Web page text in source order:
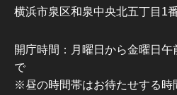
横浜市泉区和泉中央北五丁目1
開庁時間：月曜日から金曜日午
で
※昼の時間帯はお待たせする時